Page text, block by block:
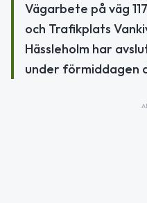
Vägarbete på väg
och Trafikplats
Hässleholm har
under förmiddagen